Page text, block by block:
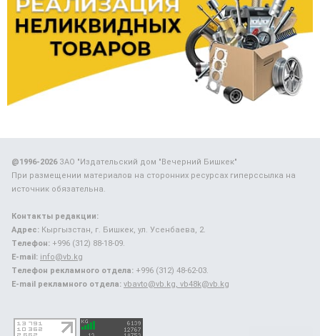
@1996-2026ЗАО "Издательский дом "Вечерний Бишкек"
При размещении материалов на сторонних ресурсах гиперссылка на
источник обязательна.
Контакты редакции:
Адрес: Кыргызстан, г. Бишкек, ул. Усенбаева, 2.
Телефон: +996 (312) 88-18-09.
E-mail: info@vb.kg
Телефон рекламного отдела: +996 (312) 48-62-03.
E-mail рекламного отдела: vbavto@vb.kg, vb48k@vb.kg